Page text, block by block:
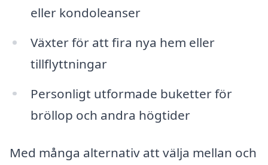
eller kondoleanser
Växter för att fira nya hem eller
tillflyttningar
Personligt utformade buketter för
bröllop och andra högtider
Med många alternativ att välja mellan och